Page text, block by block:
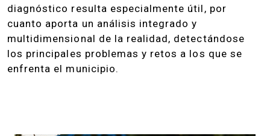
diagnóstico resulta especialmente útil, por
cuanto aporta un análisis integrado y
multidimensional de la realidad, detectándose
los principales problemas y retos a los que se
enfrenta el municipio.